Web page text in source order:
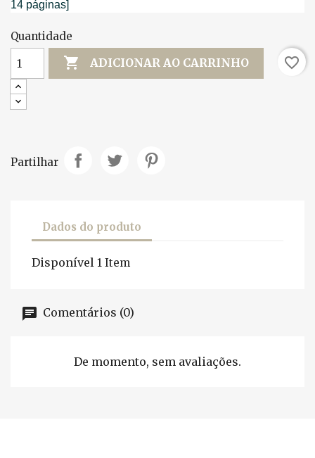
14 páginas]
Quantidade
 ADICIONAR AO CARRINHO favorite_border
Partilhar
Dados do produto
Disponível 1 Item
Comentários (0)
De momento, sem avaliações.